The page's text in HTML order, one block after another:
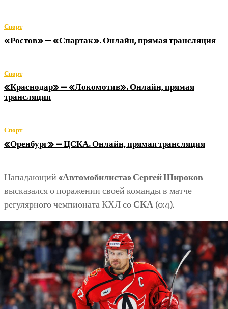
Спорт
«Ростов» — «Спартак». Онлайн, прямая трансляция
Спорт
«Краснодар» — «Локомотив». Онлайн, прямая
трансляция
Спорт
«Оренбург» — ЦСКА. Онлайн, прямая трансляция
Нападающий «Автомобилиста» Сергей Широков
высказался о поражении своей команды в матче
регулярного чемпионата КХЛ со СКА (0:4).